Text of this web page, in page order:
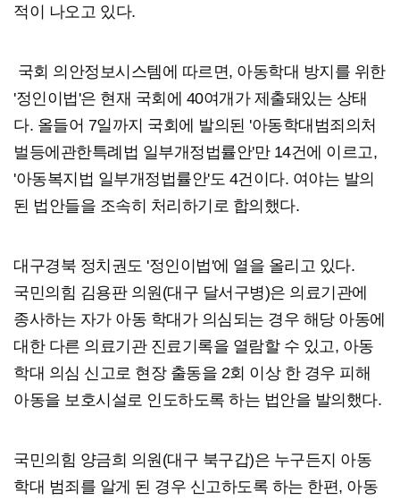
적이 나오고 있다.
국회 의안정보시스템에 따르면, 아동학대 방지를 위한
'정인이법'은 현재 국회에 40여개가 제출돼있는 상태
다. 올들어 7일까지 국회에 발의된 '아동학대범죄의처
벌등에관한특례법 일부개정법률안'만 14건에 이르고,
'아동복지법 일부개정법률안'도 4건이다. 여야는 발의
된 법안들을 조속히 처리하기로 합의했다.
대구경북 정치권도 '정인이법'에 열을 올리고 있다.
국민의힘 김용판 의원(대구 달서구병)은 의료기관에
종사하는 자가 아동 학대가 의심되는 경우 해당 아동에
대한 다른 의료기관 진료기록을 열람할 수 있고, 아동
학대 의심 신고로 현장 출동을 2회 이상 한 경우 피해
아동을 보호시설로 인도하도록 하는 법안을 발의했다.
국민의힘 양금희 의원(대구 북구갑)은 누구든지 아동
학대 범죄를 알게 된 경우 신고하도록 하는 한편, 아동